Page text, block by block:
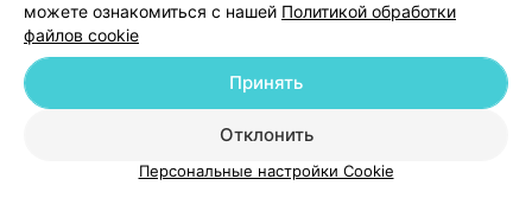
© 2026 ООО «Артокс Лаб», УНП 191700409
| 220012, Республика Беларусь,
Служба поддержки +375 291212755
можете ознакомиться с нашей Политикой обработки
файлов cookie
Отклонить
Принять
Персональные настройки Cookie